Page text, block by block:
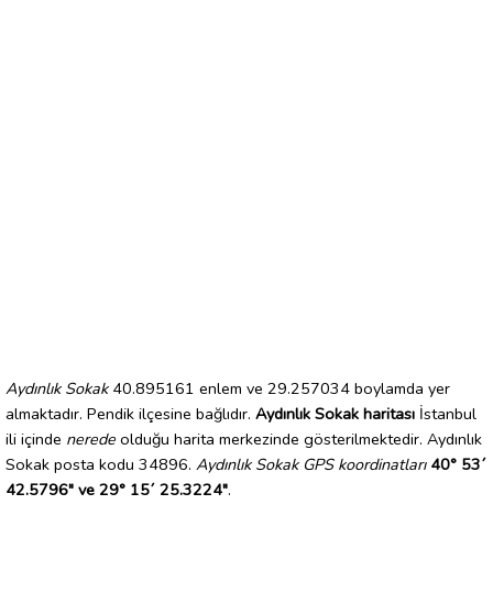
Aydınlık Sokak40.895161 enlem ve 29.257034 boylamda yer
almaktadır. Pendik ilçesine bağlıdır. Aydınlık Sokak haritası İstanbul
ili içinde nerede olduğu harita merkezinde gösterilmektedir. Aydınlık
Sokak posta kodu 34896. Aydınlık Sokak GPS koordinatları 40° 53´
42.5796" ve 29° 15´ 25.3224".